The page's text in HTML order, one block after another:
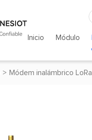
Inicio Módulo
> Módem inalámbrico LoRa